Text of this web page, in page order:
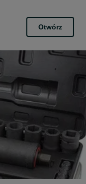
Otwórz